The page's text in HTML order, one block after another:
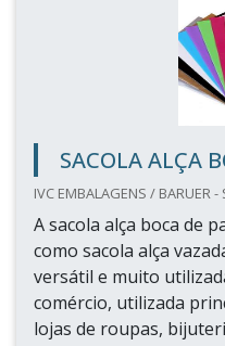
SACOLA ALÇA
IVC EMBALAGENS / BARUER -
A sacola alça boca de
como sacola alça
versátil e muito
comércio, utilizada
lojas de roupas,